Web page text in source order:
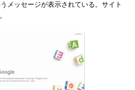
うメッセージが表示されている。サイト